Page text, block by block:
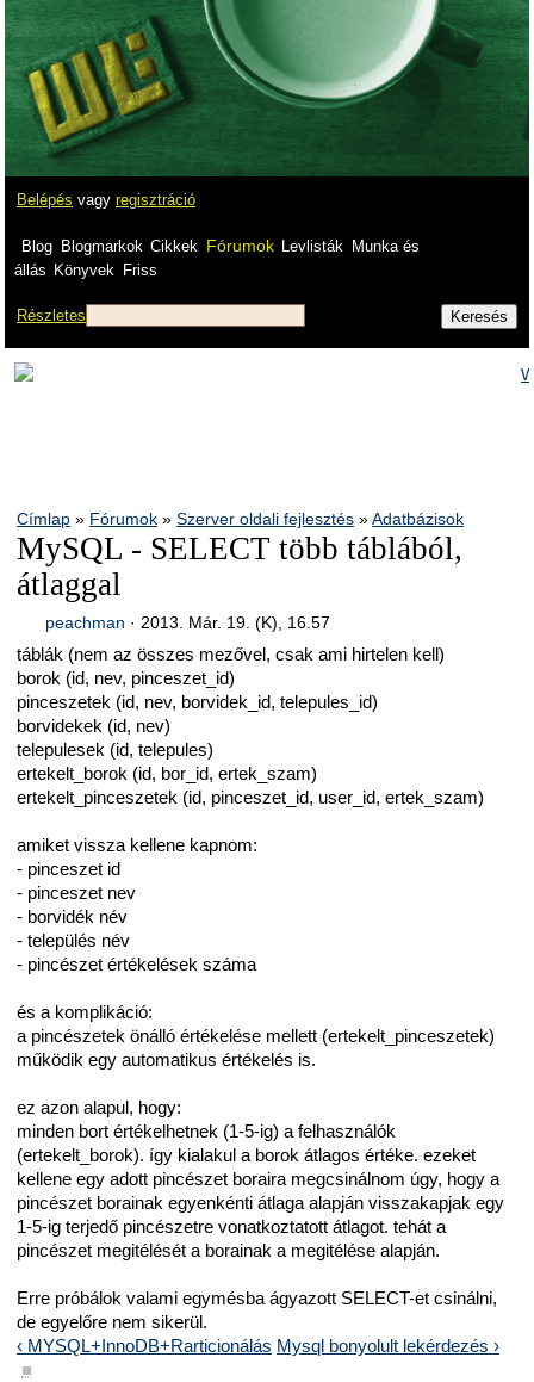
Belépés vagy regisztráció
Blog Blogmarkok Cikkek Fórumok Levlisták
Munka és
állás Könyvek Friss
Részletes
Címlap » Fórumok » Szerver oldali fejlesztés »Adatbázisok
MySQL - SELECT több táblából,
átlaggal
peachman · 2013. Már. 19. (K), 16.57
táblák (nem az összes mezővel, csak ami hirtelen kell)
borok (id, nev, pinceszet_id)
pinceszetek (id, nev, borvidek_id, telepules_id)
borvidekek (id, nev)
telepulesek (id, telepules)
ertekelt_borok (id, bor_id, ertek_szam)
ertekelt_pinceszetek (id, pinceszet_id, user_id, ertek_szam)
amiket vissza kellene kapnom:
- pinceszet id
- pinceszet nev
- borvidék név
- település név
- pincészet értékelések száma
és a komplikáció:
a pincészetek önálló értékelése mellett (ertekelt_pinceszetek)
működik egy automatikus értékelés is.
ez azon alapul, hogy:
minden bort értékelhetnek (1-5-ig) a felhasználók
(ertekelt_borok). így kialakul a borok átlagos értéke. ezeket
kellene egy adott pincészet boraira megcsinálnom úgy, hogy a
pincészet borainak egyenkénti átlaga alapján visszakapjak egy
1-5-ig terjedő pincészetre vonatkoztatott átlagot. tehát a
pincészet megitélését a borainak a megitélése alapján.
Erre próbálok valami egymésba ágyazott SELECT-et csinálni,
de egyelőre nem sikerül.
‹ MYSQL+InnoDB+Rarticionálás Mysql bonyolult lekérdezés ›
■